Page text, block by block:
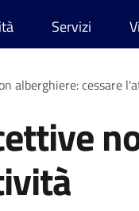
Servizi
alberghiere: cessare